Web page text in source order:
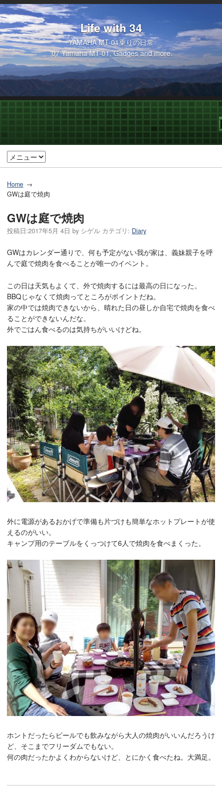
Life with 34
YAMAHA MT-01乗りの日常
'07 Yamaha MT-01, Gadges and more.
Home
GWは庭で焼肉
GWは庭で焼肉
投稿日:2017年5月 4日 by シゲル カテゴリ: Diary
GWはカレンダー通りで、何も予定がない我が家は、義妹親子を呼
んで庭で焼肉を食べることが唯一のイベント。
この日は天気もよくて、外で焼肉するには最高の日になった。
BBQじゃなくて焼肉ってところがポイントだね。
家の中では焼肉できないから、晴れた日の昼しか自宅で焼肉を食べ
ることができないんだな。
外でごはん食べるのは気持ちがいいけどね。
外に電源があるおかげで準備も片づけも簡単なホットプレートが使
えるのがいい。
キャンプ用のテーブルをくっつけて6人で焼肉を食べまくった。
ホントだったらビールでも飲みながら大人の焼肉がいいんだろうけ
ど、そこまでフリーダムでもない。
何の肉だったかよくわからないけど、とにかく食べたね。大満足。